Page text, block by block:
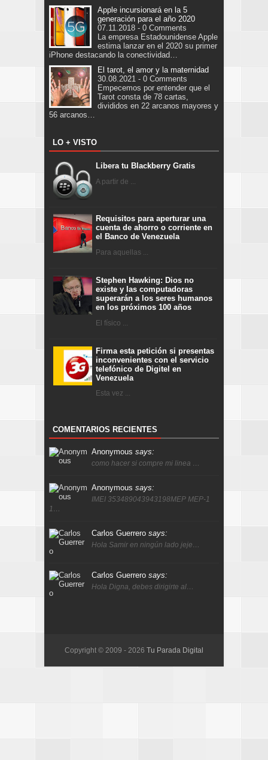
Apple incursionará en la 5
generación para el año 2020
07.11.2018 - 0 Comments
La empresa Estadounidense Apple
estima lanzar en el 2020 su primer
iPhone destacando la conectividad…
El tarot, el amor y la maternidad
30.08.2021 - 0 Comments
Empecemos por entender que el
Tarot consta de 78 cartas,
divididos en 22 arcanos mayores y
56 arcanos…
LO + VISTO
Libera tu Blackberry Gratis
A partir de ...
Requisitos para aperturar una
cuenta de ahorro o corriente en
el Banco de Venezuela
Para aquellas ...
Stephen Hawking: Dios no
existe y las computadoras
superarán a los seres humanos
en los próximos 100 años
El físico ...
Firma esta petición si presentas
inconvenientes con el servicio
telefónico de Digitel en
Venezuela
Esta vez ...
COMENTARIOS RECIENTES
Anonymous says:
como hacer si compre mi linea …
Anonymous says:
IMEI 353489043943198MEP MEP-1
1…
Carlos Guerrero says:
Hola Samir en ningún lado jeje…
Carlos Guerrero says:
Hola Digna, debes dirigirte al…
Copyright © 2009 - 2026 Tu Parada Digital